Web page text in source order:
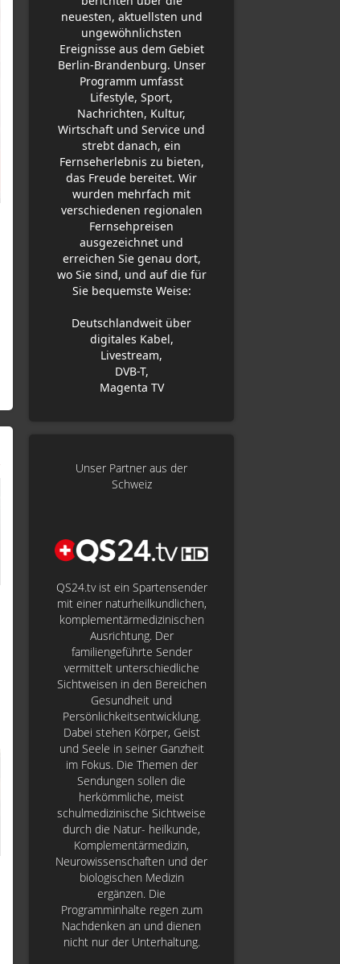
neuesten, aktuellsten und
ungewöhnlichsten
Ereignisse aus dem Gebiet
Berlin-Brandenburg. Unser
Programm umfasst
Lifestyle, Sport,
Nachrichten, Kultur,
Wirtschaft und Service und
strebt danach, ein
Fernseherlebnis zu bieten,
das Freude bereitet. Wir
wurden mehrfach mit
verschiedenen regionalen
Fernsehpreisen
ausgezeichnet und
erreichen Sie genau dort,
wo Sie sind, und auf die für
Sie bequemste Weise:
Deutschlandweit über
digitales Kabel,
Livestream,
DVB-T,
Magenta TV
Unser Partner aus der
Schweiz
QS24.tv ist ein Spartensender
mit einer naturheilkundlichen,
komplementärmedizinischen
Ausrichtung. Der
familiengeführte Sender
vermittelt unterschiedliche
Sichtweisen in den Bereichen
Gesundheit und
Persönlichkeitsentwicklung.
Dabei stehen Körper, Geist
und Seele in seiner Ganzheit
im Fokus. Die Themen der
Sendungen sollen die
herkömmliche, meist
schulmedizinische Sichtweise
durch die Natur- heilkunde,
Komplementärmedizin,
Neurowissenschaften und der
biologischen Medizin
ergänzen. Die
Programminhalte regen zum
Nachdenken an und dienen
nicht nur der Unterhaltung.